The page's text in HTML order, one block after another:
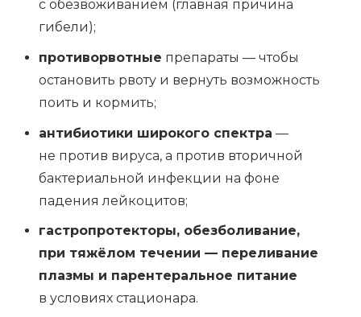
с обезвоживанием (главная причина
гибели);
противорвотные препараты — чтобы
остановить рвоту и вернуть возможность
поить и кормить;
антибиотики широкого спектра —
не против вируса, а против вторичной
бактериальной инфекции на фоне
падения лейкоцитов;
гастропротекторы, обезболивание,
при тяжёлом течении — переливание
плазмы и парентеральное питание
в условиях стационара.